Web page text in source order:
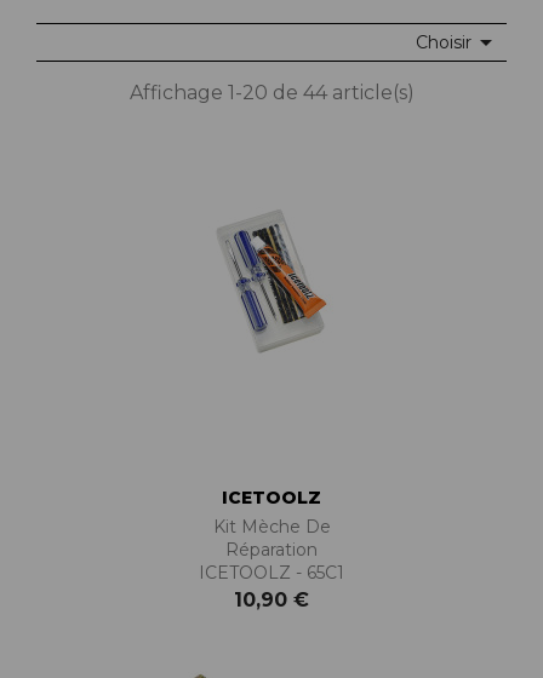
Choisir 
Affichage 1-20 de 44 article(s)
ICETOOLZ
Kit Mèche De
Réparation
ICETOOLZ - 65C1
10,90 €